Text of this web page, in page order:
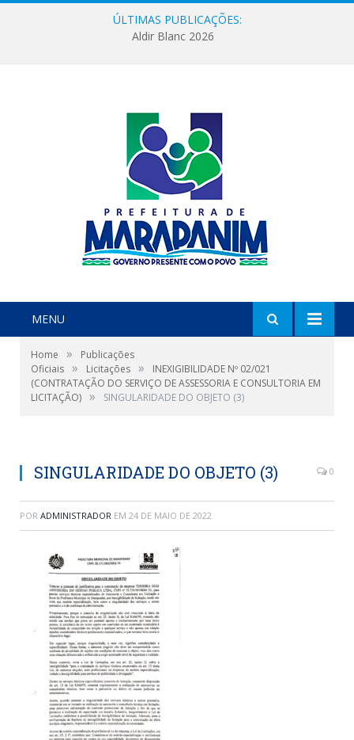
ÚLTIMAS PUBLICAÇÕES:
Aldir Blanc 2026
MENU
Home »
Publicações
Oficiais » Licitações »
INEXIGIBILIDADE Nº 02/021
(CONTRATAÇÃO DO SERVIÇO DE ASSESSORIA E CONSULTORIA EM
LICITAÇÃO) » SINGULARIDADE DO OBJETO (3)
SINGULARIDADE DO OBJETO (3) 0
POR ADMINISTRADOR EM 24 DE MAIO DE 2022